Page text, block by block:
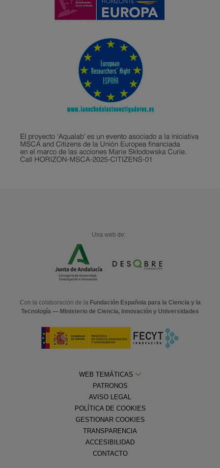
Una web de:
Con la colaboración de la Fundación Española para la Ciencia y la
Tecnología — Ministerio de Ciencia, Innovación y Universidades
WEB TEMÁTICAS
PATRONOS
AVISO LEGAL
POLÍTICA DE COOKIES
GESTIONAR COOKIES
TRANSPARENCIA
ACCESIBILIDAD
CONTACTO